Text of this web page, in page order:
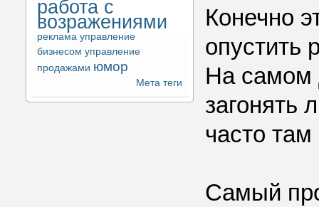
работа с
возражениями
реклама управление
бизнесом управление
продажами юмор
Мета теги
Конечно
опустить
На самом
загонять
часто
Самый